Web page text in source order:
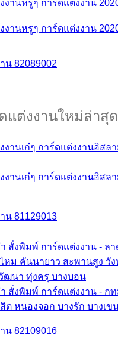
น 82089002
แต่งงานใหม่ล่าสุด
น 81129013
น 82109016